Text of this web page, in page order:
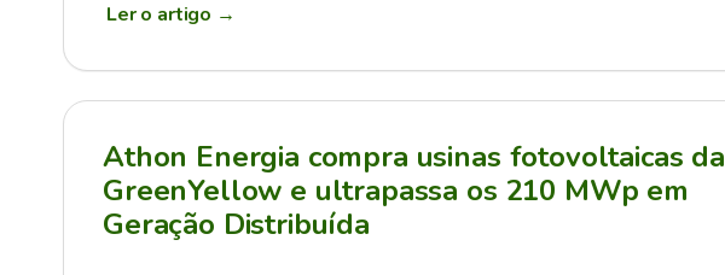
Ler o artigo →
Athon Energia compra usinas fotovoltaicas da
GreenYellow e ultrapassa os 210 MWp em
Geração Distribuída